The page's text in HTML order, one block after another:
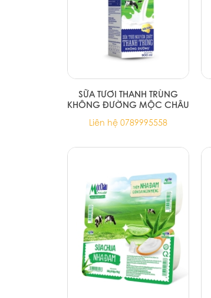
SỮA TƯƠI THANH TRÙNG
KHÔNG ĐƯỜNG MỘC CHÂU
Liên hệ 0789995558